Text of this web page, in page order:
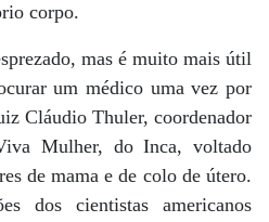
corpo.
mas é muito mais útil
um médico uma vez por
Cláudio Thuler, coordenador
Mulher, do Inca, voltado
de mama e de colo de útero.
dos cientistas americanos